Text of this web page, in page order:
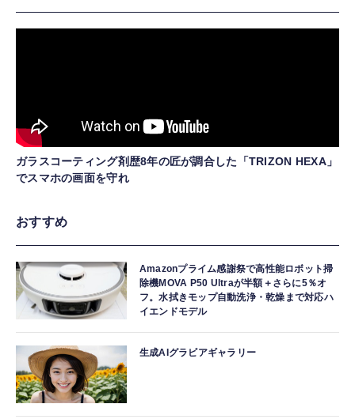
ガラスコーティング剤歴8年の匠が調合した「TRIZON HEXA」
でスマホの画面を守れ
おすすめ
Amazonプライム感謝祭で高性能ロボット掃
除機MOVA P50 Ultraが半額＋さらに5％オ
フ。水拭きモップ自動洗浄・乾燥まで対応ハ
イエンドモデル
生成AIグラビアギャラリー